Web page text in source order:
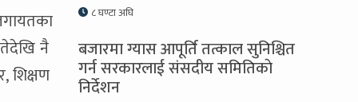
नै
शिक्षण
८ घण्टा अघि
बजारमा ग्यास आपूर्ति तत्काल सुनिश्चित
गर्न सरकारलाई संसदीय समितिकाे
निर्देशन